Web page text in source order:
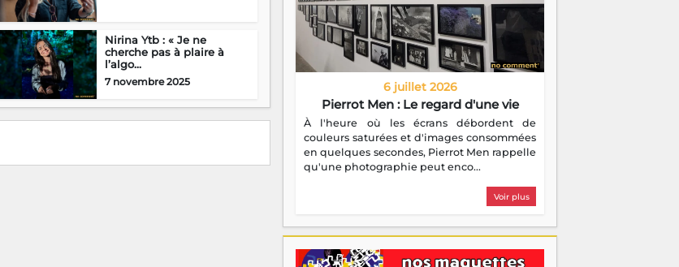
Nirina Ytb : « Je ne
cherche pas à plaire à
l’algo...
7 novembre 2025 6 juillet 2026
Pierrot Men : Le regard d'une vie
À l'heure où les écrans débordent de
couleurs saturées et d'images consommées
en quelques secondes, Pierrot Men rappelle
qu'une photographie peut enco...
Voir plus